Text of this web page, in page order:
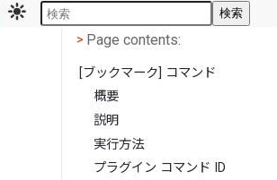
検索
< Page contents
> Page contents:
[ブックマーク] コマンド
概要
説明
実行方法
プラグイン コマンド ID